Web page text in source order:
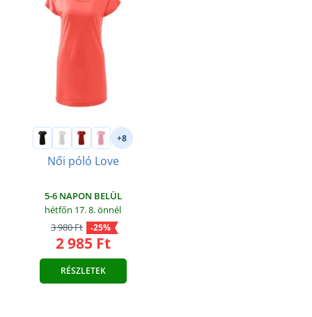
+8
Női póló Love
5-6 NAPON BELÜL
hétfőn 17. 8.önnél
3 980 Ft
-25%
2 985 Ft
RÉSZLETEK